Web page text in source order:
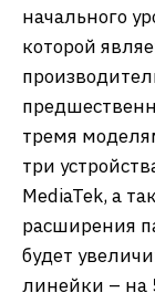
начального
которой
тремя
три
MediaTek, а
расширения
будет
линейки – на